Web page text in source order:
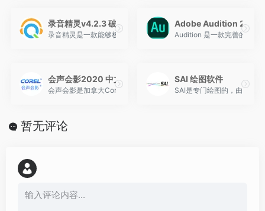
录音精灵v4.2.3 破解版
录音精灵是一款能够极大提升您听觉盛宴的录音工具。它支持从各
Adobe Audition 2019
Audition 是一款完善的工具
会声会影2020 中文破解版
会声会影是加拿大Corel公司制作的一款功能强大的视频编辑软件，
SAI 绘图软件
SAI是专门绘图的，由日本
暂无评论